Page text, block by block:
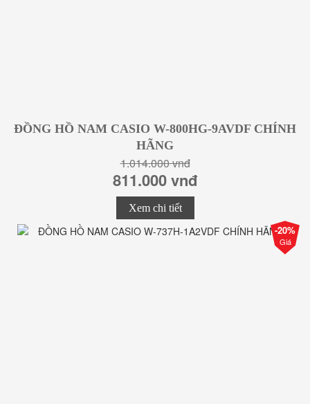
ĐỒNG HỒ NAM CASIO W-800HG-9AVDF CHÍNH
HÃNG
1.014.000 vnđ
811.000 vnđ
Xem chi tiết
-20%
Giá